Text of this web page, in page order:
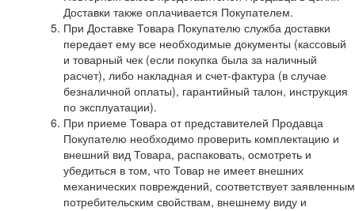
Доставки также оплачивается Покупателем.
При Доставке Товара Покупателю служба доставки
передает ему все необходимые документы (кассовый
и товарный чек (если покупка была за наличный
расчет), либо накладная и счет-фактура (в случае
безналичной оплаты), гарантийный талон, инструкция
по эксплуатации).
При приеме Товара от представителей Продавца
Покупателю необходимо проверить комплектацию и
внешний вид Товара, распаковать, осмотреть и
убедиться в том, что Товар не имеет внешних
механических повреждений, соответствует заявленным
потребительским свойствам, внешнему виду и